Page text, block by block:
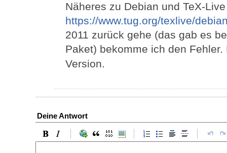
Näheres zu Debian und TeX-
https://www.tug.org/texlive/
2011 zurück gehe (das gab es
Paket) bekomme ich den
Version.
Deine Antwort